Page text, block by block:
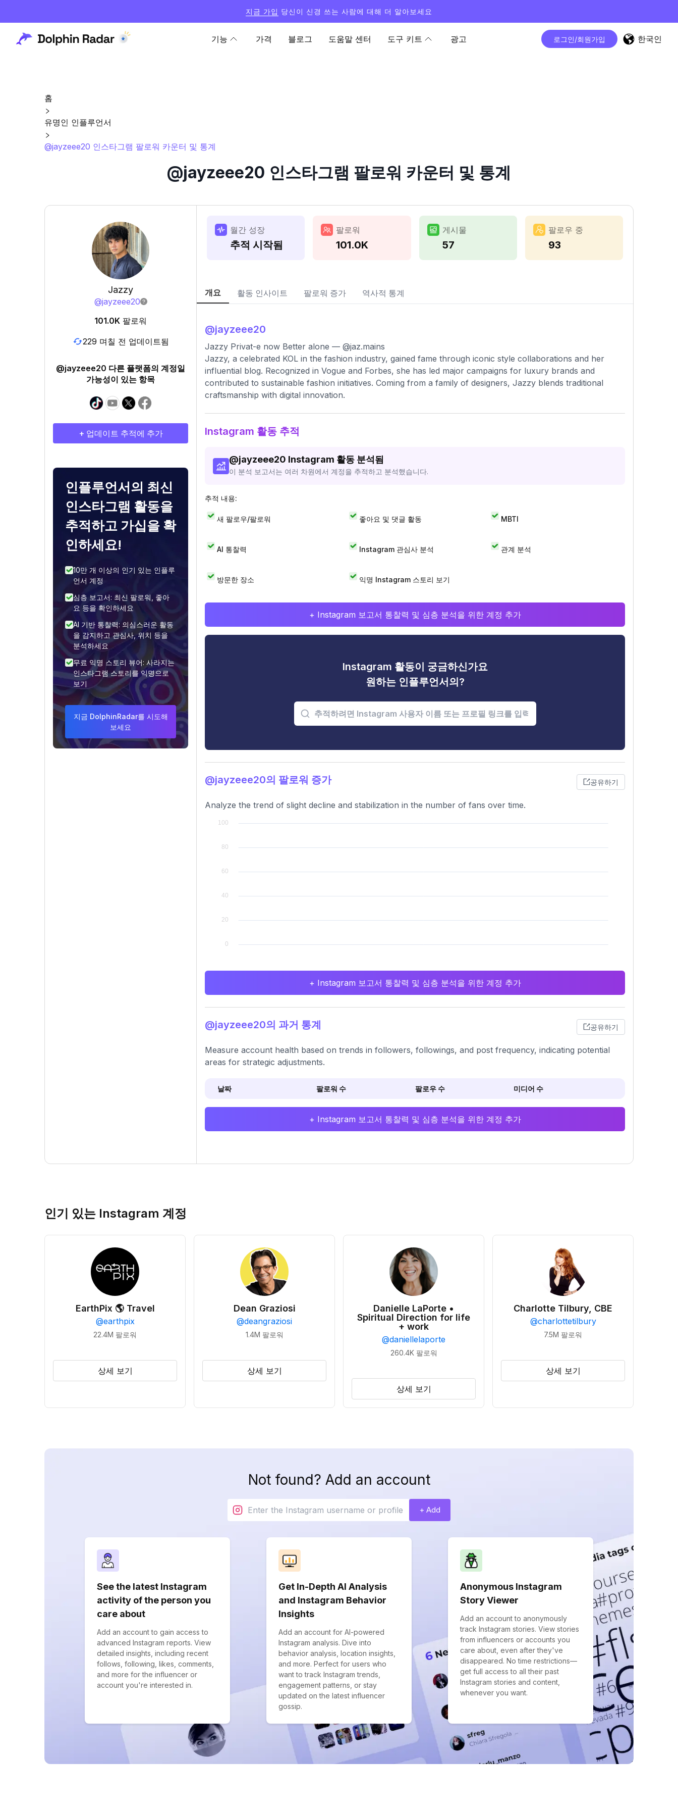
지금 가입 당신이 신경 쓰는 사람에 대해 더 알아보세요
기능 가격 블로그 도움말 센터 도구 키트 광고 로그인/회원가입 한국인
홈
유명인 인플루언서
@jayzeee20 인스타그램 팔로워 카운터 및 통계
@jayzeee20 인스타그램 팔로워 카운터 및 통계
Jazzy
@jayzeee20
101.0K 팔로워
229 며칠 전 업데이트됨
@jayzeee20 다른 플랫폼의 계정일
가능성이 있는 항목
+ 업데이트 추적에 추가
인플루언서의 최신
인스타그램 활동을
추적하고 가십을 확
인하세요!
10만 개 이상의 인기 있는 인플루
언서 계정
심층 보고서: 최신 팔로워, 좋아
요 등을 확인하세요
AI 기반 통찰력: 의심스러운 활동
을 감지하고 관심사, 위치 등을
분석하세요
무료 익명 스토리 뷰어: 사라지는
인스타그램 스토리를 익명으로
보기
지금 DolphinRadar를 시도해
보세요
월간 성장
추적 시작됨
팔로워
101.0K
게시물
57
팔로우 중
93
개요 활동 인사이트 팔로워 증가 역사적 통계
@jayzeee20
Jazzy Privat-e now Better alone — @jaz.mains
Jazzy, a celebrated KOL in the fashion industry, gained fame through iconic style collaborations and her
influential blog. Recognized in Vogue and Forbes, she has led major campaigns for luxury brands and
contributed to sustainable fashion initiatives. Coming from a family of designers, Jazzy blends traditional
craftsmanship with digital innovation.
Instagram 활동 추적
@jayzeee20 Instagram 활동 분석됨
이 분석 보고서는 여러 차원에서 계정을 추적하고 분석했습니다.
추적 내용:
새 팔로우/팔로워 좋아요 및 댓글 활동 MBTI
AI 통찰력 Instagram 관심사 분석 관계 분석
방문한 장소 익명 Instagram 스토리 보기
+ Instagram 보고서 통찰력 및 심층 분석을 위한 계정 추가
Instagram 활동이 궁금하신가요
원하는 인플루언서의?
@jayzeee20의 팔로워 증가 공유하기
Analyze the trend of slight decline and stabilization in the number of fans over time.
+ Instagram 보고서 통찰력 및 심층 분석을 위한 계정 추가
@jayzeee20의 과거 통계 공유하기
Measure account health based on trends in followers, followings, and post frequency, indicating potential
areas for strategic adjustments.
날짜 팔로워 수 팔로우 수 미디어 수
+ Instagram 보고서 통찰력 및 심층 분석을 위한 계정 추가
인기 있는 Instagram 계정
EarthPix 🌎 Travel
@earthpix
22.4M 팔로워
상세 보기
Dean Graziosi
@deangraziosi
1.4M 팔로워
상세 보기
Danielle LaPorte •
Spiritual Direction for life
+ work
@daniellelaporte
260.4K 팔로워
상세 보기
Charlotte Tilbury, CBE
@charlottetilbury
7.5M 팔로워
상세 보기
Not found? Add an account
+ Add
See the latest Instagram
activity of the person you
care about
Add an account to gain access to
advanced Instagram reports. View
detailed insights, including recent
follows, following, likes, comments,
and more for the influencer or
account you're interested in.
Get In-Depth AI Analysis
and Instagram Behavior
Insights
Add an account for AI-powered
Instagram analysis. Dive into
behavior analysis, location insights,
and more. Perfect for users who
want to track Instagram trends,
engagement patterns, or stay
updated on the latest influencer
gossip.
Anonymous Instagram
Story Viewer
Add an account to anonymously
track Instagram stories. View stories
from influencers or accounts you
care about, even after they've
disappeared. No time restrictions—
get full access to all their past
Instagram stories and content,
whenever you want.